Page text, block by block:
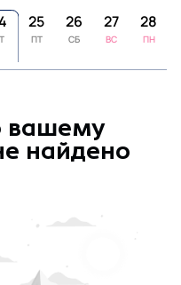
25
ПТ
26
СБ
27
ВС
28
ПН
вашему
найдено